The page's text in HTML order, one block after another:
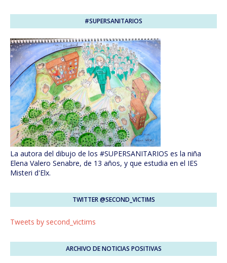
#SUPERSANITARIOS
La autora del dibujo de los #SUPERSANITARIOS es la niña
Elena Valero Senabre, de 13 años, y que estudia en el IES
Misteri d'Elx.
TWITTER @SECOND_VICTIMS
Tweets by second_victims
ARCHIVO DE NOTICIAS POSITIVAS